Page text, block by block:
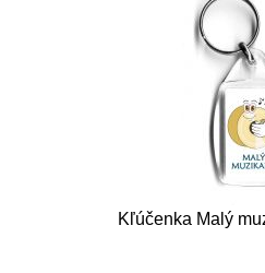
Kľúčenka Malý